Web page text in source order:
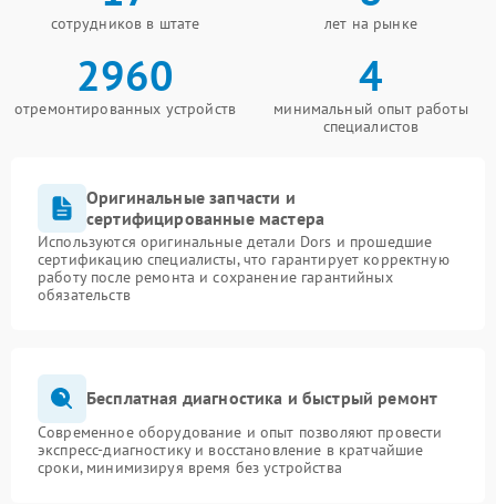
сотрудников в штате лет на рынке
2960
отремонтированных устройств
4
минимальный опыт работы
специалистов
Оригинальные запчасти и
сертифицированные мастера
Используются оригинальные детали Dors и прошедшие
сертификацию специалисты, что гарантирует корректную
работу после ремонта и сохранение гарантийных
обязательств
Бесплатная диагностика и быстрый ремонт
Современное оборудование и опыт позволяют провести
экспресс-диагностику и восстановление в кратчайшие
сроки, минимизируя время без устройства